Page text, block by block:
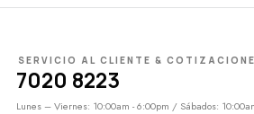
SERVICIO AL CLIENTE &
7020 8223
Lunes – Viernes: 10:00am - 6:00pm / Sábados: